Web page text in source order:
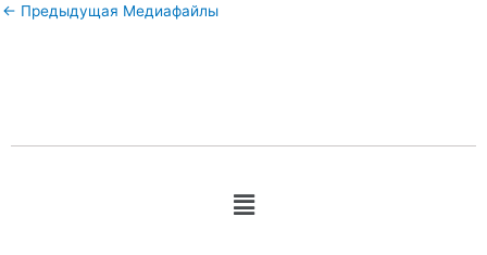
← Предыдущая Медиафайлы
Меню